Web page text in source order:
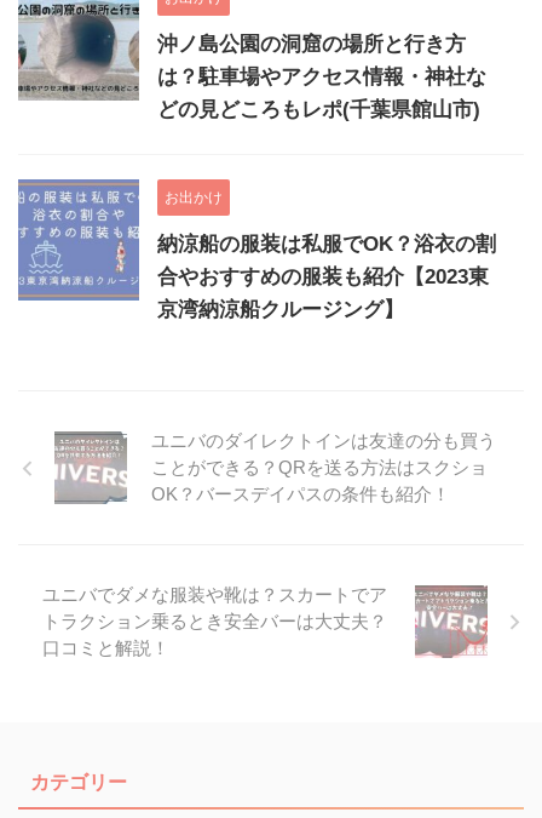
沖ノ島公園の洞窟の場所と行き方
は？駐車場やアクセス情報・神社な
どの見どころもレポ(千葉県館山市)
お出かけ
納涼船の服装は私服でOK？浴衣の割
合やおすすめの服装も紹介【2023東
京湾納涼船クルージング】
ユニバのダイレクトインは友達の分も買う
ことができる？QRを送る方法はスクショ
OK？バースデイパスの条件も紹介！
ユニバでダメな服装や靴は？スカートでア
トラクション乗るとき安全バーは大丈夫？
口コミと解説！
カテゴリー